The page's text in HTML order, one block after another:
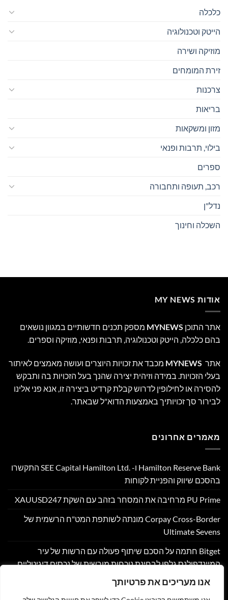
אנו מעריכים את פרטיותך
כלכלה
הייטק וטכנולוגיה
מוזיקה ושירה
זירת המומחים
צרכנות
בריאות
מזון ומשקאות
בילוי, תרבות ופנאי
ספרים
רכב, תעופה ותחבורה
נדל"ן
השכלה וחינוך
אודות MY NEWS
אתר התוכן MYNEWS מספק תכנים חדשותיים במגוון נושאים
בהם כלכלה, הייטק וטכנולוגיה, תרבות ופנאי, מוזיקה וספרים.
אתר MYNEWS מכבד את זכויות היוצרים ועושה מאמצים לאיתור
בעלי הזכויות. במידה וזיהית יצירה שהנך בעל הזכויות בה ותבקש
להסירה או לחילופין לדרוש קבלת קרדיט ביצירה זו, אנא פני אלינו
לבירור סך זכויותיך באמצעות הדוא"ל שבאתר.
מאמרים אחרונים
Hamilton Reserve Bank ו- SEE Capital Hamilton Ltd.‎ התקשרו
בהסכם שיווק והפניית לקוחות
PU Prime מרחיבה את המסחר בזהב עם השקת XAUUSD247
Corpay Cross-Border מונתה לשותפת המט"ח הרשמית של
Ultimate Sevens
Bitget חתמה על הסכם שיתוף פעולה עם הרשות של עיר
המיינדפולנס גלפו לבחינת נוכחות מורשית של נכסים דיגיטליים
Nyxoah מדווחת על תוצאות פיננסיות ותפעוליות ברבעון השני